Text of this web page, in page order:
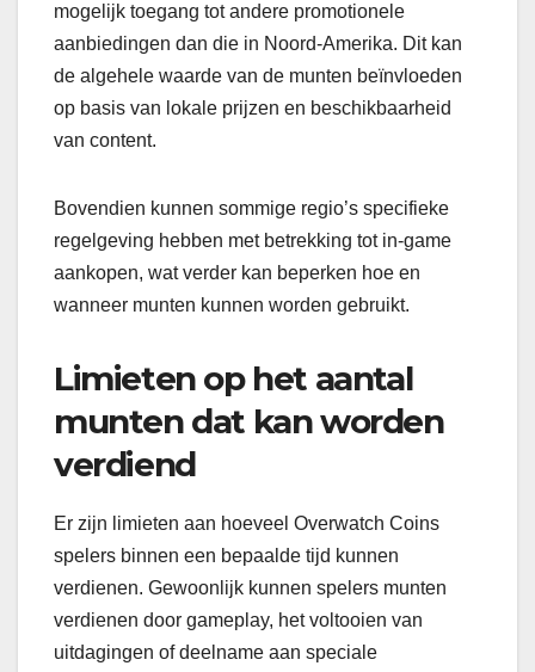
mogelijk toegang tot andere promotionele
aanbiedingen dan die in Noord-Amerika. Dit kan
de algehele waarde van de munten beïnvloeden
op basis van lokale prijzen en beschikbaarheid
van content.
Bovendien kunnen sommige regio’s specifieke
regelgeving hebben met betrekking tot in-game
aankopen, wat verder kan beperken hoe en
wanneer munten kunnen worden gebruikt.
Limieten op het aantal
munten dat kan worden
verdiend
Er zijn limieten aan hoeveel Overwatch Coins
spelers binnen een bepaalde tijd kunnen
verdienen. Gewoonlijk kunnen spelers munten
verdienen door gameplay, het voltooien van
uitdagingen of deelname aan speciale